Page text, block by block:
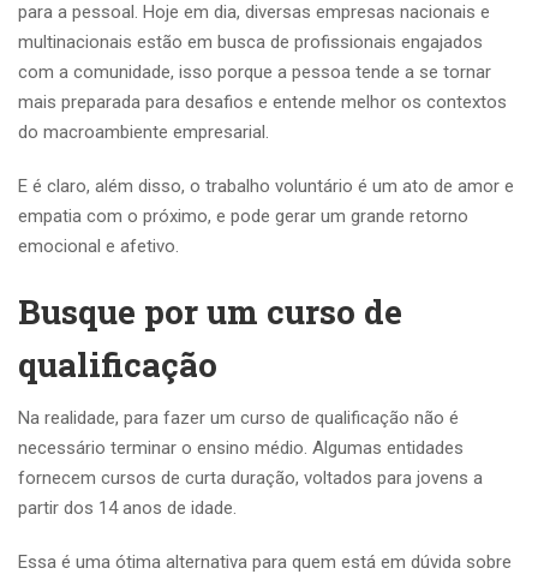
para a pessoal. Hoje em dia, diversas empresas nacionais e
multinacionais estão em busca de profissionais engajados
com a comunidade, isso porque a pessoa tende a se tornar
mais preparada para desafios e entende melhor os contextos
do macroambiente empresarial.
E é claro, além disso, o trabalho voluntário é um ato de amor e
empatia com o próximo, e pode gerar um grande retorno
emocional e afetivo.
Busque por um curso de
qualificação
Na realidade, para fazer um curso de qualificação não é
necessário terminar o ensino médio. Algumas entidades
fornecem cursos de curta duração, voltados para jovens a
partir dos 14 anos de idade.
Essa é uma ótima alternativa para quem está em dúvida sobre